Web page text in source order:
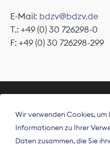
E-Mail: bdzv@bdzv.de
T.: +49 (0) 30 726298-0
F: +49 (0) 30 726298-299
Wir verwenden Cookies,
Informationen zu Ihrer
Daten zusammen, die Sie